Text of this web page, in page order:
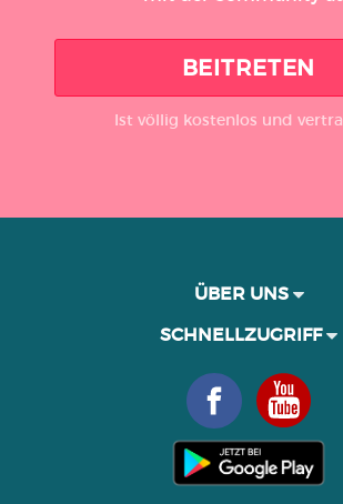
BEITRETEN
Ist völlig kostenlos und
ÜBER UNS
SCHNELLZUGRIFF